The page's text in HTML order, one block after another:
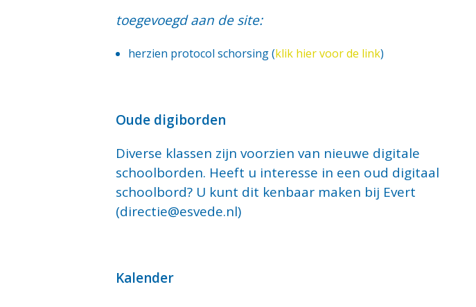
toegevoegd aan de site:
herzien protocol schorsing (klik hier voor de link)
Oude digiborden
Diverse klassen zijn voorzien van nieuwe digitale
schoolborden. Heeft u interesse in een oud digitaal
schoolbord? U kunt dit kenbaar maken bij Evert
(directie@esvede.nl)
Kalender